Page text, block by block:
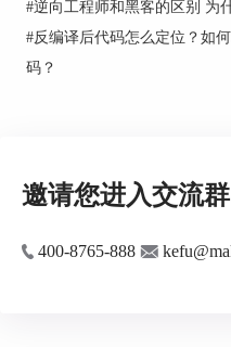
译的代码。
#逆向工程师和黑客的区别 为
#反编译后代码怎么定位？如
码？
邀请您进入交流群
400-8765-888